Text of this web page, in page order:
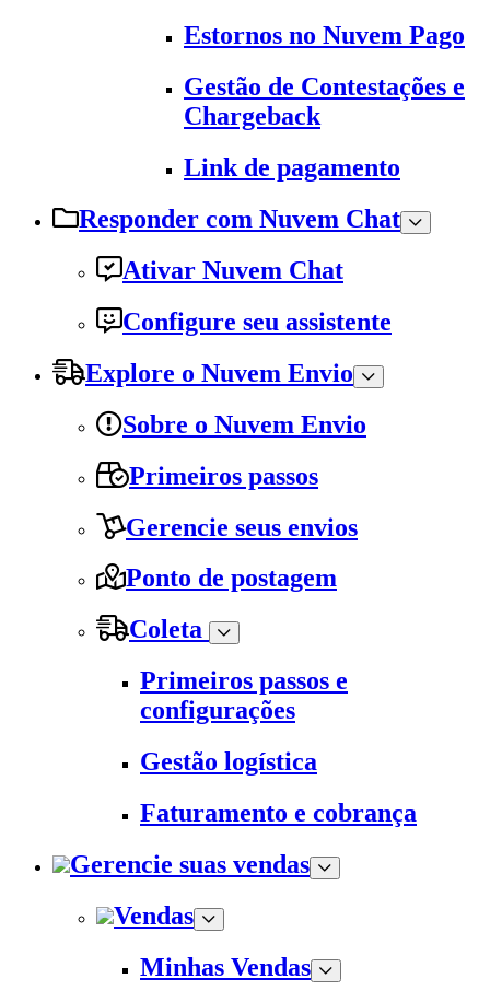
Estornos no Nuvem Pago
Gestão de Contestações e
Chargeback
Link de pagamento
Responder com Nuvem Chat
Ativar Nuvem Chat
Configure seu assistente
Explore o Nuvem Envio
Sobre o Nuvem Envio
Primeiros passos
Gerencie seus envios
Ponto de postagem
Coleta
Primeiros passos e
configurações
Gestão logística
Faturamento e cobrança
Gerencie suas vendas
Vendas
Minhas Vendas